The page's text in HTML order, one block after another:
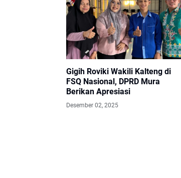
Gigih Roviki Wakili Kalteng di
FSQ Nasional, DPRD Mura
Berikan Apresiasi
Desember 02, 2025